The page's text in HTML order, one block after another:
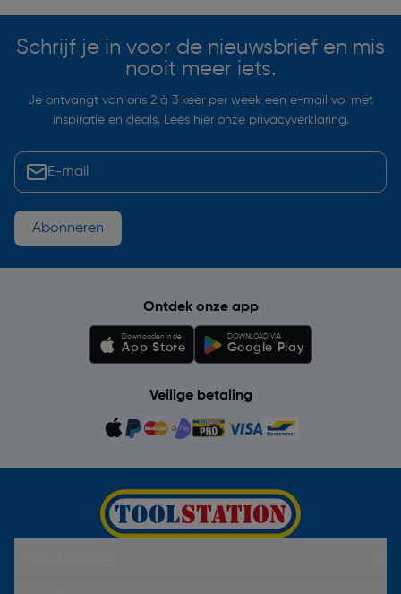
Schrijf je in voor de nieuwsbrief en mis
nooit meer iets.
Je ontvangt van ons 2 à 3 keer per week een e-mail vol met
inspiratie en deals. Lees hier onze privacyverklaring.
Abonneren
Ontdek onze app
Downloaden in de
App Store
DOWNLOAD VIA
Google Play
Veilige betaling